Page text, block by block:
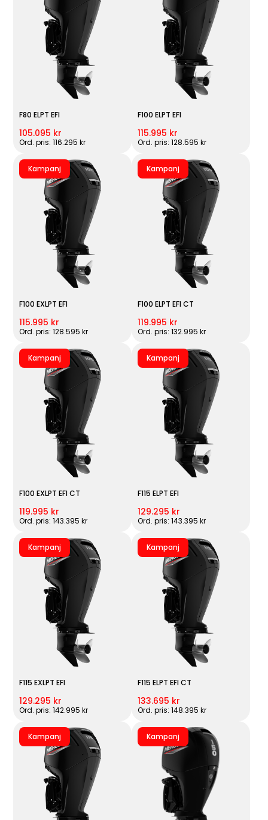
F80 ELPT EFI
105.095 kr
Ord. pris: 116.295 kr
F100 ELPT EFI
115.995 kr
Ord. pris: 128.595 kr
Kampanj
F100 EXLPT EFI
115.995 kr
Ord. pris: 128.595 kr
Kampanj
F100 ELPT EFI CT
119.995 kr
Ord. pris: 132.995 kr
Kampanj
F100 EXLPT EFI CT
119.995 kr
Ord. pris: 143.395 kr
Kampanj
F115 ELPT EFI
129.295 kr
Ord. pris: 143.395 kr
Kampanj
F115 EXLPT EFI
129.295 kr
Ord. pris: 142.995 kr
Kampanj
F115 ELPT EFI CT
133.695 kr
Ord. pris: 148.395 kr
Kampanj Kampanj